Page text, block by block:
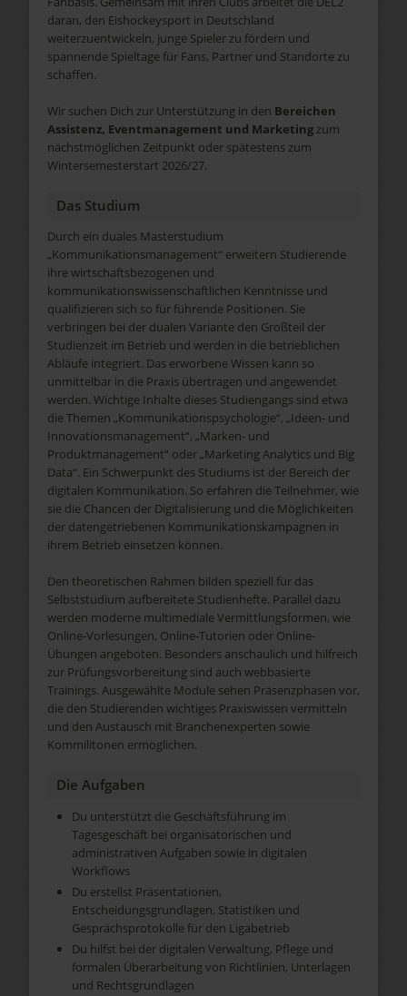
daran, den Eishockeysport in Deutschland
weiterzuentwickeln, junge Spieler zu fördern und
spannende Spieltage für Fans, Partner und Standorte zu
schaffen.
Wir suchen Dich zur Unterstützung in den Bereichen
Assistenz, Eventmanagement und Marketingzum
nächstmöglichen Zeitpunkt oder spätestens zum
Wintersemesterstart 2026/27.
Das Studium
Durch ein duales Masterstudium
„Kommunikationsmanagement“ erweitern Studierende
ihre wirtschaftsbezogenen und
kommunikationswissenschaftlichen Kenntnisse und
qualifizieren sich so für führende Positionen. Sie
verbringen bei der dualen Variante den Großteil der
Studienzeit im Betrieb und werden in die betrieblichen
Abläufe integriert. Das erworbene Wissen kann so
unmittelbar in die Praxis übertragen und angewendet
werden. Wichtige Inhalte dieses Studiengangs sind etwa
die Themen „Kommunikationspsychologie“, „Ideen- und
Innovationsmanagement“, „Marken- und
Produktmanagement“ oder „Marketing Analytics und Big
Data“. Ein Schwerpunkt des Studiums ist der Bereich der
digitalen Kommunikation. So erfahren die Teilnehmer, wie
sie die Chancen der Digitalisierung und die Möglichkeiten
der datengetriebenen Kommunikationskampagnen in
ihrem Betrieb einsetzen können.
Den theoretischen Rahmen bilden speziell für das
Selbststudium aufbereitete Studienhefte. Parallel dazu
werden moderne multimediale Vermittlungsformen, wie
Online-Vorlesungen, Online-Tutorien oder Online-
Übungen angeboten. Besonders anschaulich und hilfreich
zur Prüfungsvorbereitung sind auch webbasierte
Trainings. Ausgewählte Module sehen Präsenzphasen vor,
die den Studierenden wichtiges Praxiswissen vermitteln
und den Austausch mit Branchenexperten sowie
Kommilitonen ermöglichen.
Die Aufgaben
Du unterstützt die Geschäftsführung im
Tagesgeschäft bei organisatorischen und
administrativen Aufgaben sowie in digitalen
Workflows
Du erstellst Präsentationen,
Entscheidungsgrundlagen, Statistiken und
Gesprächsprotokolle für den Ligabetrieb
Du hilfst bei der digitalen Verwaltung, Pflege und
formalen Überarbeitung von Richtlinien, Unterlagen
und Rechtsgrundlagen